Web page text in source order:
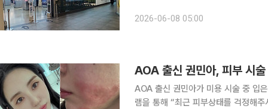
의료 체계 변화 등의 영향으로 국민은
2026-06-08 05:00
AOA 출신 권민아가 미용 시술 중 입은 화상 피해에 심
램을 통해 “최근 피부상태를 걱정해